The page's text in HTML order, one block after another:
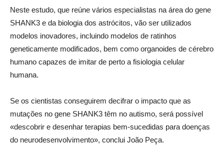
Neste estudo, que reúne vários especialistas na área do gene
SHANK3 e da biologia dos astrócitos, vão ser utilizados
modelos inovadores, incluindo modelos de ratinhos
geneticamente modificados, bem como organoides de cérebro
humano capazes de imitar de perto a fisiologia celular
humana.
Se os cientistas conseguirem decifrar o impacto que as
mutações no gene SHANK3 têm no autismo, será possível
«descobrir e desenhar terapias bem-sucedidas para doenças
do neurodesenvolvimento», conclui João Peça.